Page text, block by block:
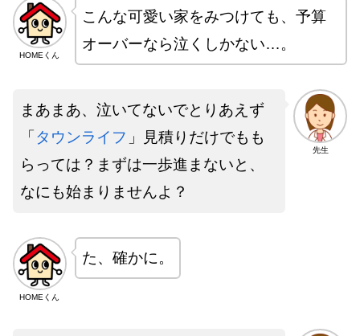
HOMEくん
こんな可愛い家をみつけても、予算
オーバーなら泣くしかない…。
先生
まあまあ、泣いてないでとりあえず
「 タウンライフ 」見積りだけでもも
らっては？まずは一歩進まないと、
なにも始まりませんよ？
HOMEくん
た、確かに。